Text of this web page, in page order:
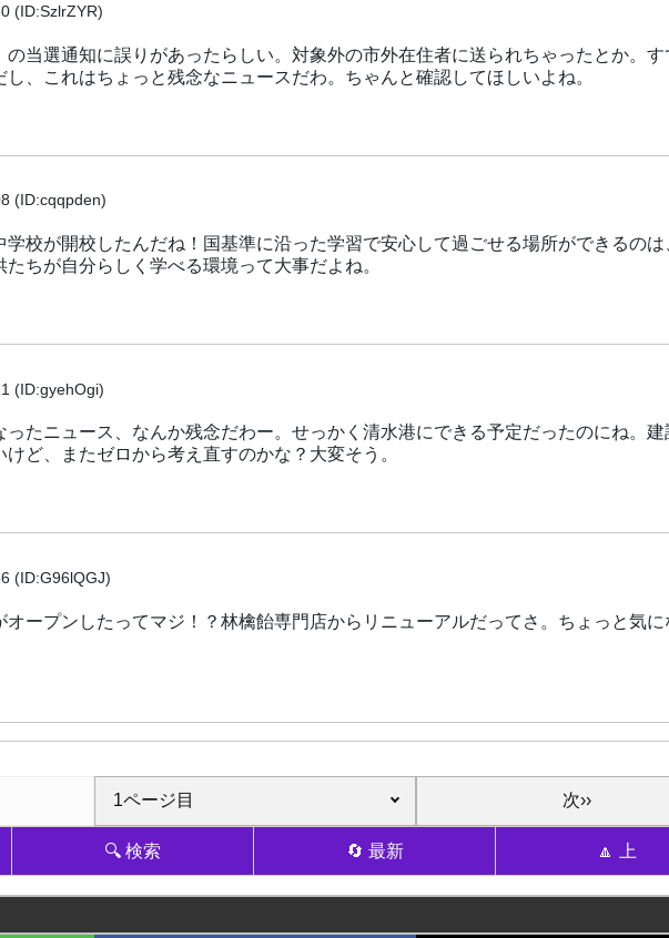
(ID:SzlrZYR)
当選通知に誤りがあったらしい。対象外の市外在住者に送られちゃったとか。す
、これはちょっと残念なニュースだわ。ちゃんと確認してほしいよね。
(ID:cqqpden)
校が開校したんだね！国基準に沿った学習で安心して過ごせる場所ができるのは
ちが自分らしく学べる環境って大事だよね。
(ID:gyehOgi)
たニュース、なんか残念だわー。せっかく清水港にできる予定だったのにね。建
ど、またゼロから考え直すのかな？大変そう。
(ID:G96lQGJ)
ープンしたってマジ！？林檎飴専門店からリニューアルだってさ。ちょっと気に
次››
🔍 検索 🔄 最新 🔼 上